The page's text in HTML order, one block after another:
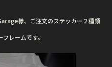
様、ご注文のステッカー２種類
レームです。